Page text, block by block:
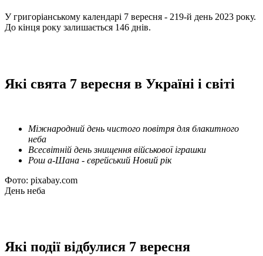
У григоріанському календарі 7 вересня - 219-й день 2023 року.
До кінця року залишається 146 днів.
Які свята 7 вересня в Україні і світі
Міжнародний день чистого повітря для блакитного
неба
Всесвітній день знищення військової іграшки
Рош а-Шана - єврейський Новий рік
Фото: pixabay.com
День неба
Які події відбулися 7 вересня